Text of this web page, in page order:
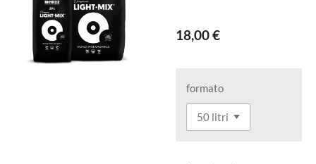
18,00 €
formato